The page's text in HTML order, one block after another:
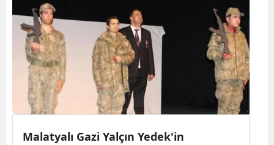
Malatyalı Gazi Yalçın Yedek'in